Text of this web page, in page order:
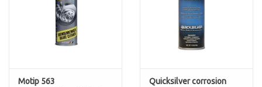
Motip 563
Quicksilver corrosion